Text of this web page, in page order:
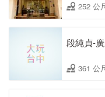
252 公
段純貞-
361 公